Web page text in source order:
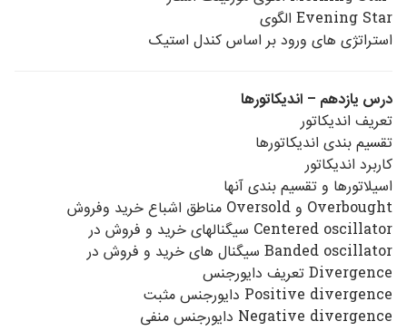
Evening Star الگوی
استراتژی های ورود بر اساس کندل استیک
درس یازدهم – اندیکاتورها
تعریف اندیکاتور
تقسیم بندی اندیکاتورها
کاربرد اندیکاتور
اسیلاتورها و تقسیم بندی آنها
Overbought و Oversold مناطق اشباع خرید وفروش
Centered oscillator سیگنالهای خرید و فروش در
Banded oscillator سیگنال های خرید و فروش در
Divergence تعریف دایورجنس
Positive divergence دایورجنس مثبت
Negative divergence دایورجنس منفی